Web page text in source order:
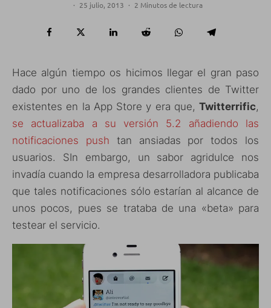
· 25 julio, 2013 · 2 Minutos de lectura
Hace algún tiempo os hicimos llegar el gran paso
dado por uno de los grandes clientes de Twitter
existentes en la App Store y era que, Twitterrific,
se actualizaba a su versión 5.2 añadiendo las
notificaciones push tan ansiadas por todos los
usuarios. SIn embargo, un sabor agridulce nos
invadía cuando la empresa desarrolladora publicaba
que tales notificaciones sólo estarían al alcance de
unos pocos, pues se trataba de una «beta» para
testear el servicio.